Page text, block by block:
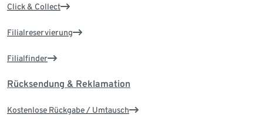
Click & Collect
Filialreservierung
Filialfinder
Rücksendung & Reklamation
Kostenlose Rückgabe / Umtausch